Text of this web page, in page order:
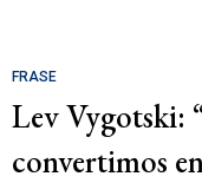
FRASE
Lev Vygotski:
convertimos